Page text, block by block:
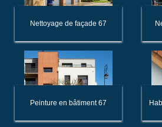
Nettoyage de façade 67
Peinture en bâtiment 67